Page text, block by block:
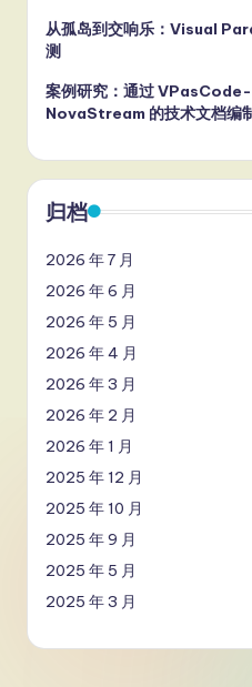
从孤岛到交响乐：Visual
测
案例研究：通过
NovaStream 的技术文档编
归档
2026 年 7 月
2026 年 6 月
2026 年 5 月
2026 年 4 月
2026 年 3 月
2026 年 2 月
2026 年 1 月
2025 年 12 月
2025 年 10 月
2025 年 9 月
2025 年 5 月
2025 年 3 月